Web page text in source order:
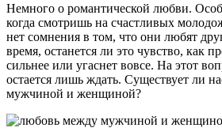
Немного о романтической любви.
когда смотришь на счастливых
нет сомнения в том, что они любят
время, останется ли это чувство, как
сильнее или угаснет вовсе. На этот
остается лишь ждать. Существует ли
мужчиной и женщиной?